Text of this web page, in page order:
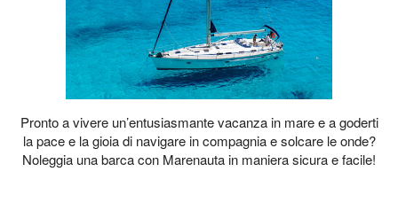
Pronto a vivere un’entusiasmante vacanza in mare e a goderti
la pace e la gioia di navigare in compagnia e solcare le onde?
Noleggia una barca con Marenauta in maniera sicura e facile!